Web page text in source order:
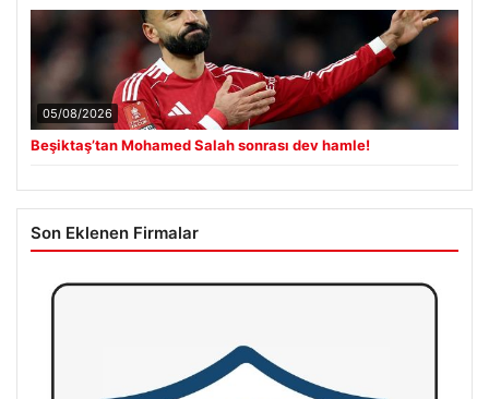
05/08/2026
Beşiktaş’tan Mohamed Salah sonrası dev hamle!
Son Eklenen Firmalar